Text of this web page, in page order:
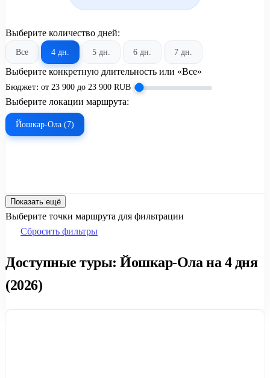
Выберите количество дней:
Все 4 дн. 5 дн. 6 дн. 7 дн.
Выберите конкретную длительность или «Все»
Бюджет: от 23 900 до 23 900 RUB
Выберите локации маршрута:
Йошкар-Ола (7)
Показать ещё
Выберите точки маршрута для фильтрации
Сбросить фильтры
Доступные туры: Йошкар-Ола на 4 дня
(2026)